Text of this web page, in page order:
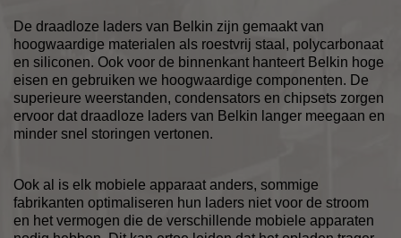
De draadloze laders van Belkin zijn gemaakt van
hoogwaardige materialen als roestvrij staal, polycarbonaat
en siliconen. Ook voor de binnenkant hanteert Belkin hoge
eisen en gebruiken we hoogwaardige componenten. De
superieure weerstanden, condensators en chipsets zorgen
ervoor dat draadloze laders van Belkin langer meegaan en
minder snel storingen vertonen.
Ook al is elk mobiele apparaat anders, sommige
fabrikanten optimaliseren hun laders niet voor de stroom
en het vermogen die de verschillende mobiele apparaten